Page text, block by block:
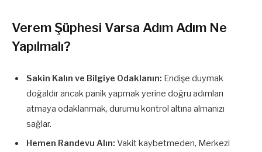
Verem Şüphesi Varsa Adım Adım Ne
Yapılmalı?
Sakin Kalın ve Bilgiye Odaklanın: Endişe duymak
doğaldır ancak panik yapmak yerine doğru adımları
atmaya odaklanmak, durumu kontrol altına almanızı
sağlar.
Hemen Randevu Alın: Vakit kaybetmeden, Merkezi